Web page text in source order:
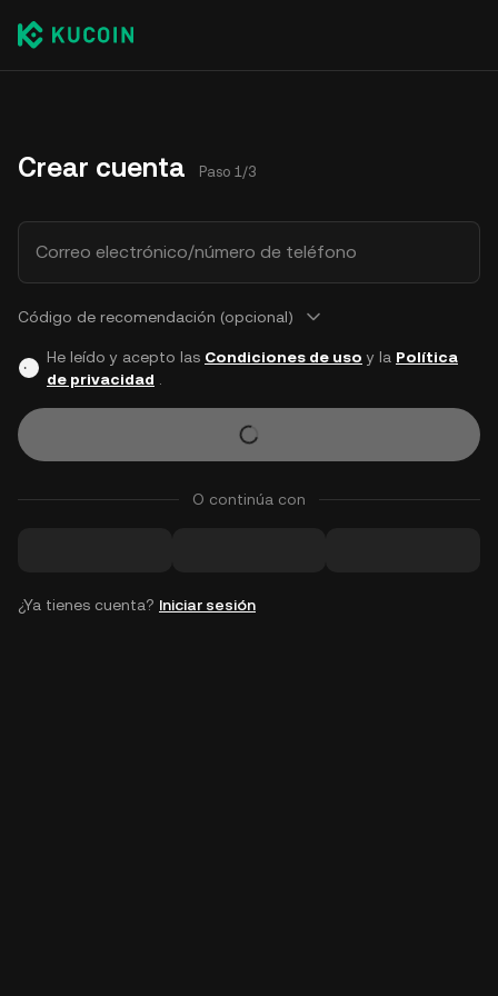
Crear cuenta Paso 1/3
Correo electrónico/número de teléfono
Código de recomendación (opcional)
He leído y acepto las Condiciones de uso y la Política
de privacidad
O continúa con
¿Ya tienes cuenta? Iniciar sesión